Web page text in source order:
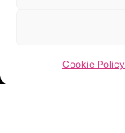
Cookie Policy